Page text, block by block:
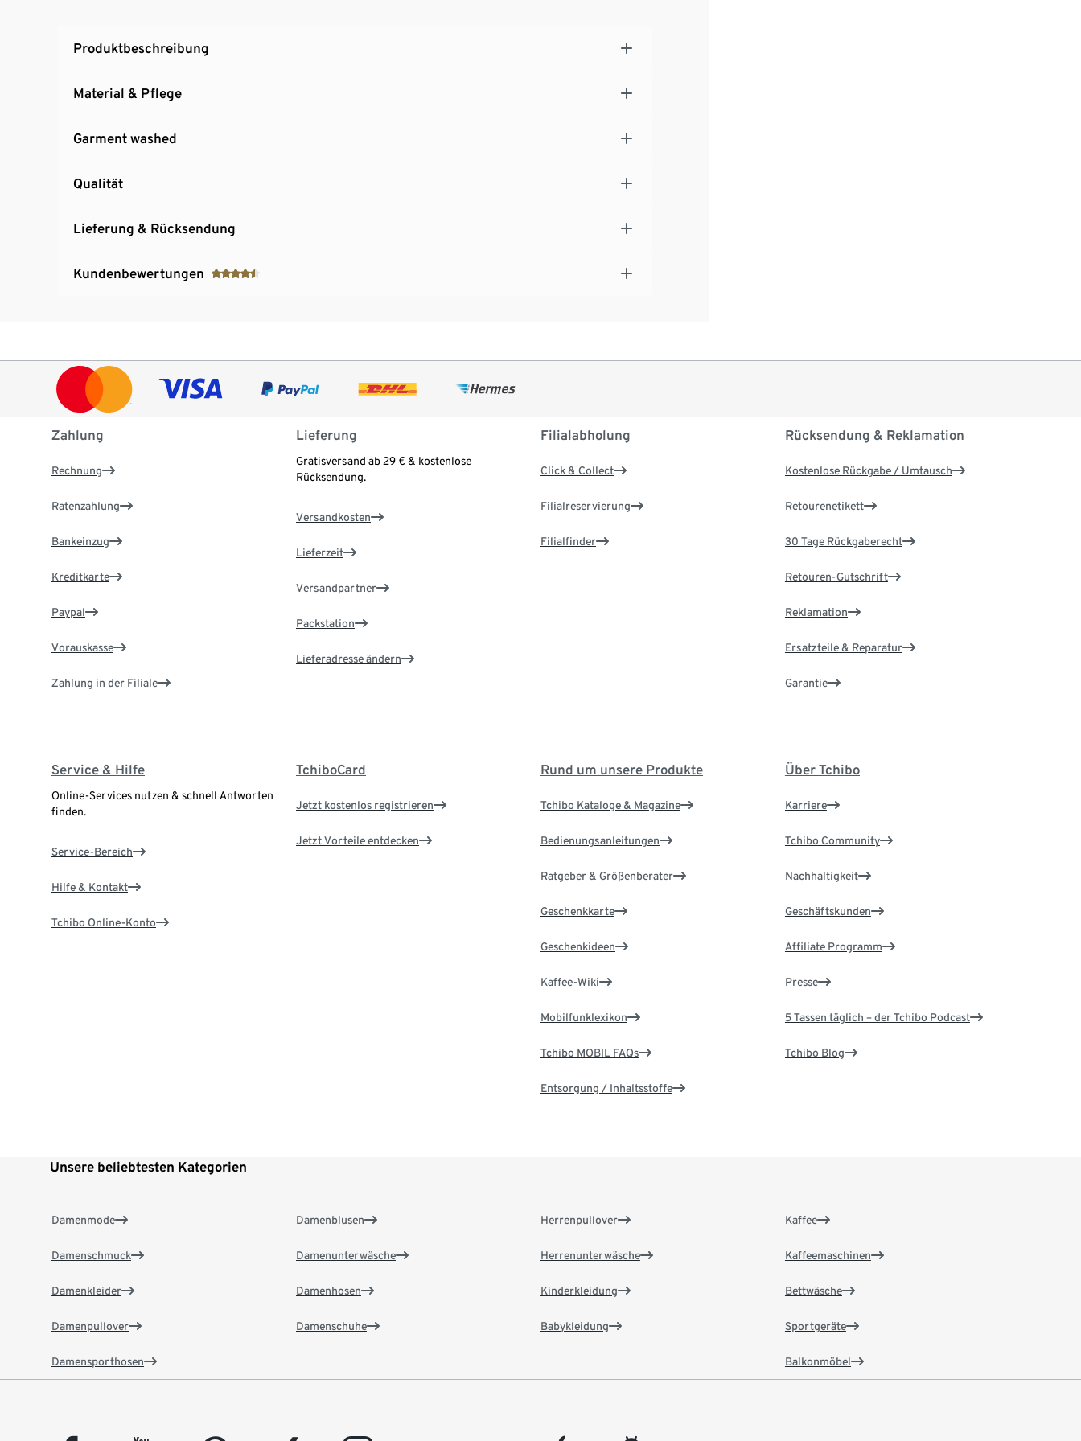
Produktbeschreibung
Material & Pflege
Garment washed
Qualität
Lieferung & Rücksendung
Kundenbewertungen
Zahlung
Rechnung
Ratenzahlung
Bankeinzug
Kreditkarte
Paypal
Vorauskasse
Zahlung in der Filiale
Lieferung
Gratisversand ab 29 € & kostenlose
Rücksendung.
Versandkosten
Lieferzeit
Versandpartner
Packstation
Lieferadresse ändern
Filialabholung
Click & Collect
Filialreservierung
Filialfinder
Rücksendung & Reklamation
Kostenlose Rückgabe / Umtausch
Retourenetikett
30 Tage Rückgaberecht
Retouren-Gutschrift
Reklamation
Ersatzteile & Reparatur
Garantie
Service & Hilfe
Online-Services nutzen & schnell Antworten
finden.
Service-Bereich
Hilfe & Kontakt
Tchibo Online-Konto
TchiboCard
Jetzt kostenlos registrieren
Jetzt Vorteile entdecken
Rund um unsere Produkte
Tchibo Kataloge & Magazine
Bedienungsanleitungen
Ratgeber & Größenberater
Geschenkkarte
Geschenkideen
Kaffee-Wiki
Mobilfunklexikon
Tchibo MOBIL FAQs
Entsorgung / Inhaltsstoffe
Über Tchibo
Karriere
Tchibo Community
Nachhaltigkeit
Geschäftskunden
Affiliate Programm
Presse
5 Tassen täglich – der Tchibo Podcast
Tchibo Blog
Unsere beliebtesten Kategorien
Damenmode
Damenschmuck
Damenkleider
Damenpullover
Damensporthosen
Damenblusen
Damenunterwäsche
Damenhosen
Damenschuhe
Herrenpullover
Herrenunterwäsche
Kinderkleidung
Babykleidung
Kaffee
Kaffeemaschinen
Bettwäsche
Sportgeräte
Balkonmöbel